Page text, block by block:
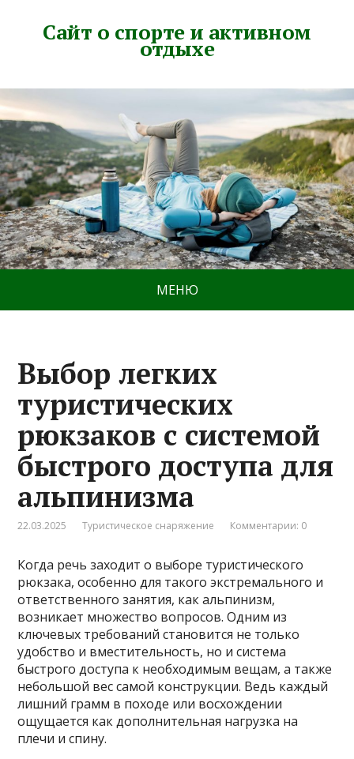
Сайт о спорте и активном
отдыхе
МЕНЮ
Выбор легких
туристических
рюкзаков с системой
быстрого доступа для
альпинизма
22.03.2025 Туристическое снаряжение Комментарии: 0
Когда речь заходит о выборе туристического
рюкзака, особенно для такого экстремального и
ответственного занятия, как альпинизм,
возникает множество вопросов. Одним из
ключевых требований становится не только
удобство и вместительность, но и система
быстрого доступа к необходимым вещам, а также
небольшой вес самой конструкции. Ведь каждый
лишний грамм в походе или восхождении
ощущается как дополнительная нагрузка на
плечи и спину.